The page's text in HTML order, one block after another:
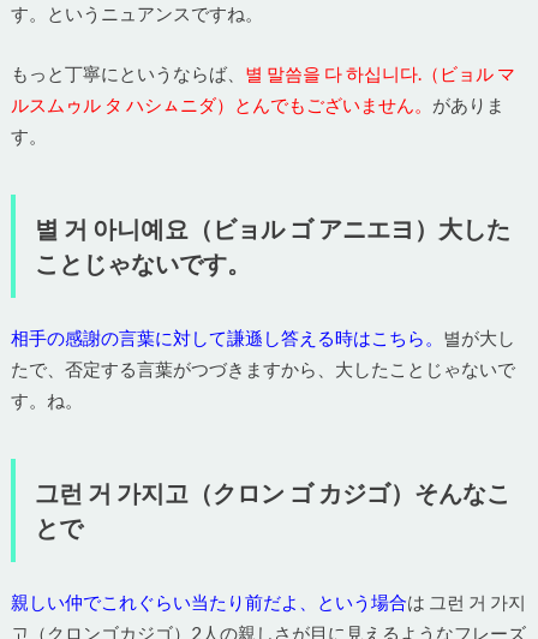
す。というニュアンスですね。
もっと丁寧にというならば、 별 말씀을 다 하십니다.（ビョル マ
ルスムゥル タ ハシㇺニダ）とんでもございません。 がありま
す。
별 거 아니예요（ビョル ゴ アニエヨ）大した
ことじゃないです。
相手の感謝の言葉に対して謙遜し答える時はこちら。 별が大し
たで、否定する言葉がつづきますから、大したことじゃないで
す。ね。
그런 거 가지고（クロン ゴ カジゴ）そんなこ
とで
親しい仲でこれぐらい当たり前だよ、という場合は 그런 거 가지
고（クロンゴカジゴ）2人の親しさが目に見えるようなフレーズ